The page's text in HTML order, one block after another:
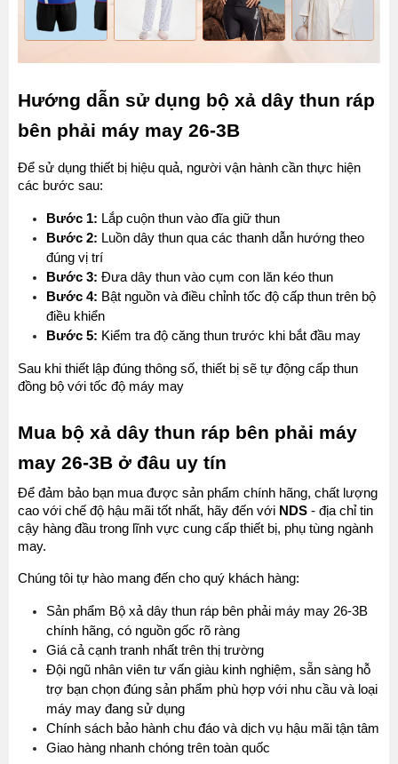
Hướng dẫn sử dụng bộ xả dây thun ráp
bên phải máy may 26-3B
Để sử dụng thiết bị hiệu quả, người vận hành cần thực hiện
các bước sau:
Bước 1: Lắp cuộn thun vào đĩa giữ thun
Bước 2: Luồn dây thun qua các thanh dẫn hướng theo
đúng vị trí
Bước 3: Đưa dây thun vào cụm con lăn kéo thun
Bước 4: Bật nguồn và điều chỉnh tốc độ cấp thun trên bộ
điều khiển
Bước 5: Kiểm tra độ căng thun trước khi bắt đầu may
Sau khi thiết lập đúng thông số, thiết bị sẽ tự động cấp thun
đồng bộ với tốc độ máy may
Mua bộ xả dây thun ráp bên phải máy
may 26-3B ở đâu uy tín
Để đảm bảo bạn mua được sản phẩm chính hãng, chất lượng
cao với chế độ hậu mãi tốt nhất, hãy đến với NDS - địa chỉ tin
cậy hàng đầu trong lĩnh vực cung cấp thiết bị, phụ tùng ngành
may.
Chúng tôi tự hào mang đến cho quý khách hàng:
Sản phẩm Bộ xả dây thun ráp bên phải máy may 26-3B
chính hãng, có nguồn gốc rõ ràng
Giá cả cạnh tranh nhất trên thị trường
Đội ngũ nhân viên tư vấn giàu kinh nghiệm, sẵn sàng hỗ
trợ bạn chọn đúng sản phẩm phù hợp với nhu cầu và loại
máy may đang sử dụng
Chính sách bảo hành chu đáo và dịch vụ hậu mãi tận tâm
Giao hàng nhanh chóng trên toàn quốc
Máy May Bao Cầm Tay: Chọn Máy Chạy Pin Hay
Chạy Điện Tốt Hơn? So Sánh Chi Tiết 2025
Thứ tư, 20/11/2024
Máy May Bao Cầm Tay Chính Hãng – Giá Rẻ,
Bền, Dễ Sử Dụng (Top 3 Nên Mua)
Đăng nhập để xem giá sỉ
Giá bán lẻ:
MÁY QUẤN DÂY ĐAI TỰ ĐỘNG
Đăng nhập để xem giá sỉ
Giá bán lẻ: